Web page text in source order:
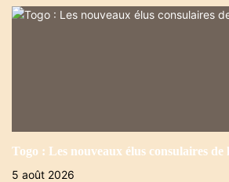
Togo : Les nouveaux élus consulaires
5 août 2026